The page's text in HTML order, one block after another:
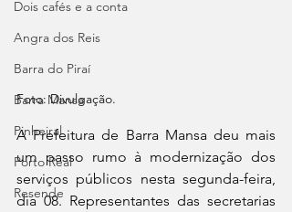
Dois cafés e a conta
Angra dos Reis
Barra do Piraí
Barra Mansa
Pinheiral
Porto Real
Resende
Foto: Divulgação.
A Prefeitura de Barra Mansa deu mais
um passo rumo à modernização dos
serviços públicos nesta segunda-feira,
dia 08. Representantes das secretarias